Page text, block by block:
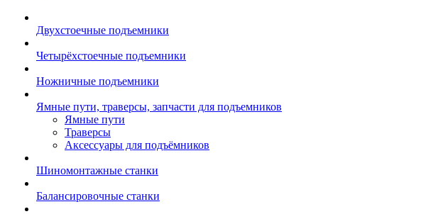
Двухстоечные подъемники
Четырёхстоечные подъемники
Ножничные подъемники
Ямные пути, траверсы, запчасти для подъемников
Ямные пути
Траверсы
Аксессуары для подъёмников
Шиномонтажные станки
Балансировочные станки